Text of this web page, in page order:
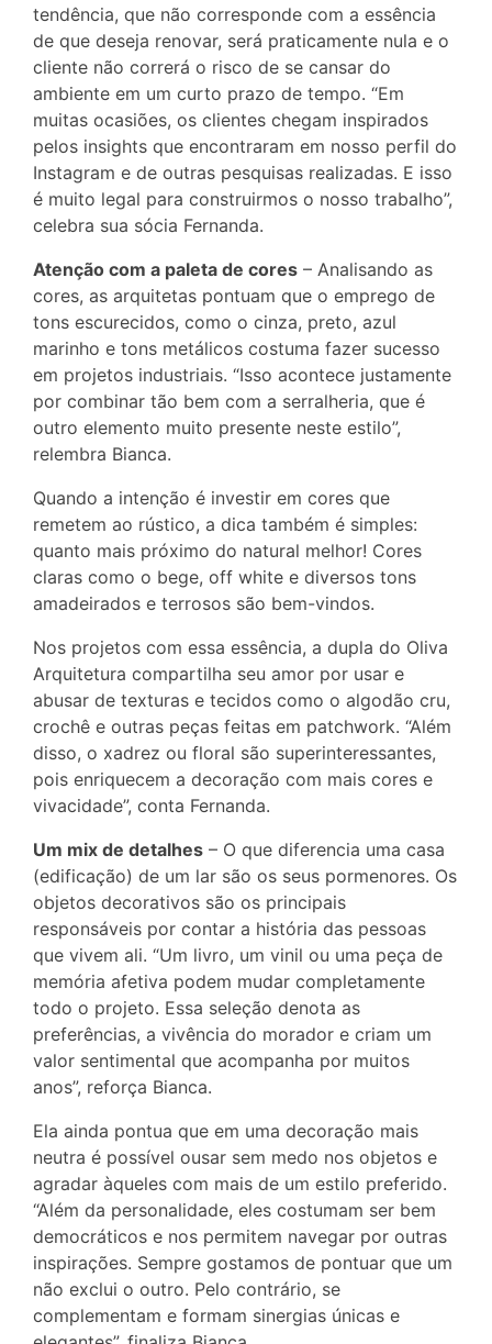
tendência, que não corresponde com a essência
de que deseja renovar, será praticamente nula e o
cliente não correrá o risco de se cansar do
ambiente em um curto prazo de tempo. “Em
muitas ocasiões, os clientes chegam inspirados
pelos insights que encontraram em nosso perfil do
Instagram e de outras pesquisas realizadas. E isso
é muito legal para construirmos o nosso trabalho”,
celebra sua sócia Fernanda.
Atenção com a paleta de cores – Analisando as
cores, as arquitetas pontuam que o emprego de
tons escurecidos, como o cinza, preto, azul
marinho e tons metálicos costuma fazer sucesso
em projetos industriais. “Isso acontece justamente
por combinar tão bem com a serralheria, que é
outro elemento muito presente neste estilo”,
relembra Bianca.
Quando a intenção é investir em cores que
remetem ao rústico, a dica também é simples:
quanto mais próximo do natural melhor! Cores
claras como o bege, off white e diversos tons
amadeirados e terrosos são bem-vindos.
Nos projetos com essa essência, a dupla do Oliva
Arquitetura compartilha seu amor por usar e
abusar de texturas e tecidos como o algodão cru,
crochê e outras peças feitas em patchwork. “Além
disso, o xadrez ou floral são superinteressantes,
pois enriquecem a decoração com mais cores e
vivacidade”, conta Fernanda.
Um mix de detalhes – O que diferencia uma casa
(edificação) de um lar são os seus pormenores. Os
objetos decorativos são os principais
responsáveis por contar a história das pessoas
que vivem ali. “Um livro, um vinil ou uma peça de
memória afetiva podem mudar completamente
todo o projeto. Essa seleção denota as
preferências, a vivência do morador e criam um
valor sentimental que acompanha por muitos
anos”, reforça Bianca.
Ela ainda pontua que em uma decoração mais
neutra é possível ousar sem medo nos objetos e
agradar àqueles com mais de um estilo preferido.
“Além da personalidade, eles costumam ser bem
democráticos e nos permitem navegar por outras
inspirações. Sempre gostamos de pontuar que um
não exclui o outro. Pelo contrário, se
complementam e formam sinergias únicas e